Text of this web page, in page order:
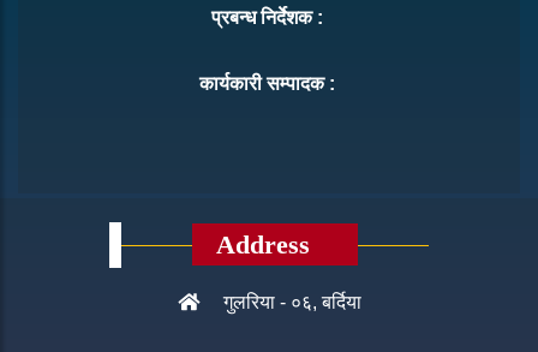
प्रबन्ध निर्देशक :
कार्यकारी सम्पादक :
Address
गुलरिया - ०६, बर्दिया